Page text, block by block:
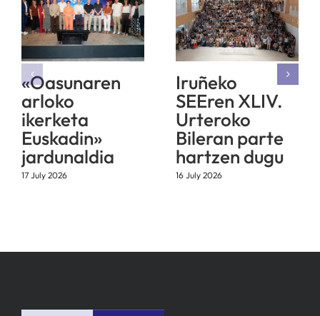
«Oasunaren
arloko
ikerketa
Euskadin»
jardunaldia
17 July 2026
Iruñeko
SEEren XLIV.
Urteroko
Bileran parte
hartzen dugu
16 July 2026